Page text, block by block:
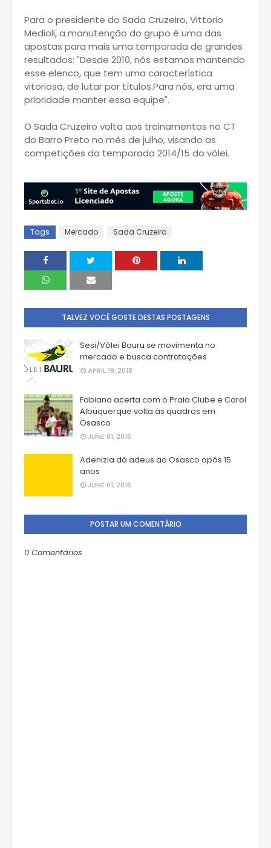
Para o presidente do Sada Cruzeiro, Vittorio
Medioli, a manutenção do grupo é uma das
apostas para mais uma temporada de grandes
resultados: "Desde 2010, nós estamos mantendo
esse elenco, que tem uma característica
vitoriosa, de lutar por títulos.Para nós, era uma
prioridade manter essa equipe".
O Sada Cruzeiro volta aos treinamentos no CT
do Barro Preto no mês de julho, visando as
competições da temporada 2014/15 do vôlei.
Tags Mercado Sada Cruzeiro
TALVEZ VOCÊ GOSTE DESTAS POSTAGENS
Sesi/Vôlei Bauru se movimenta no
mercado e busca contratações
APRIL 19, 2018
Fabiana acerta com o Praia Clube e Carol
Albuquerque volta às quadras em
Osasco
JUNE 01, 2016
Adenizia dá adeus ao Osasco após 15
anos
JUNE 01, 2016
POSTAR UM COMENTÁRIO
0 Comentários